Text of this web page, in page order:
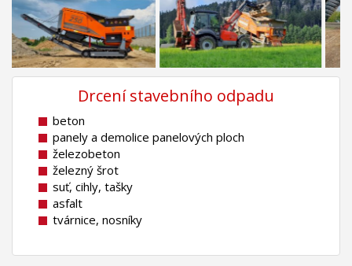
Drcení stavebního odpadu
beton
panely a demolice panelových ploch
železobeton
železný šrot
suť, cihly, tašky
asfalt
tvárnice, nosníky